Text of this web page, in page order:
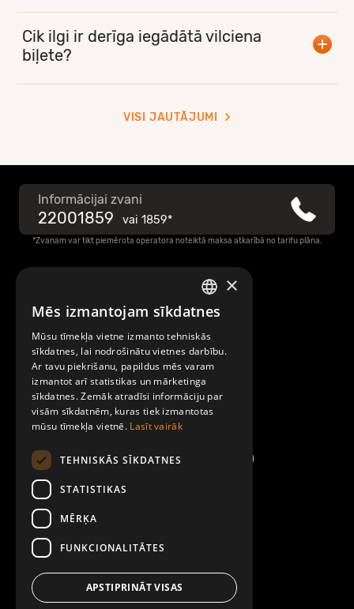
Cik ilgi ir derīga iegādātā vilciena
biļete?
VISI JAUTĀJUMI
Informācijai zvani
22001859 vai 1859*
*Zvanam var tikt piemērota operatora noteiktā maksa atkarībā no tarifu plāna.
Par Mobilly
Noteikumi un līgumi
Kontakti
LATVIAN
ENGLISH
×
Mēs izmantojam sīkdatnes
Mūsu tīmekļa vietne izmanto tehniskās
sīkdatnes, lai nodrošinātu vietnes darbību.
Ar tavu piekrišanu, papildus mēs varam
izmantot arī statistikas un mārketinga
sīkdatnes. Zemāk atradīsi informāciju par
visām sīkdatnēm, kuras tiek izmantotas
mūsu tīmekļa vietnē. Lasīt vairāk
TEHNISKĀS SĪKDATNES
STATISTIKAS
MĒRĶA
FUNKCIONALITĀTES
APSTIPRINĀT VISAS